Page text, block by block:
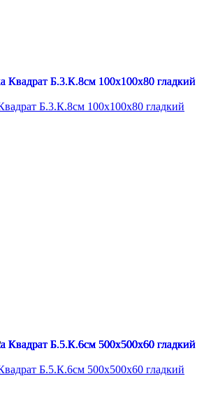
Б.3.К.8см 100х100х80 гладкий
Б.5.К.6см 500х500х60 гладкий